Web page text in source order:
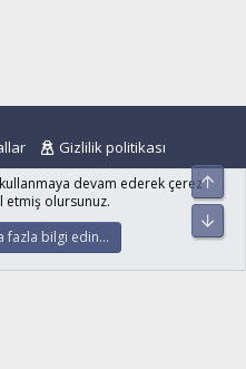
Gizlilik politikası
2024 XenForo Ltd.
devam ederek çerez
etmiş olursunuz.
fazla bilgi edin…
Üst
Alt